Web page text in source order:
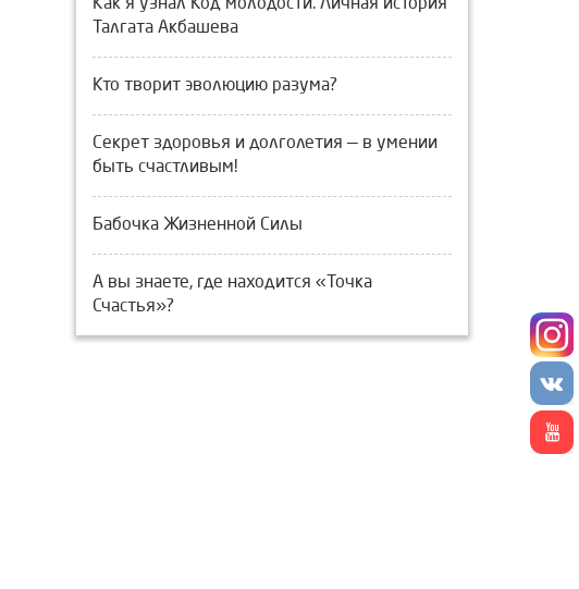
Как я узнал Код молодости. Личная история
Талгата Акбашева
Кто творит эволюцию разума?
Секрет здоровья и долголетия — в умении
быть счастливым!
Бабочка Жизненной Силы
А вы знаете, где находится «Точка
Счастья»?